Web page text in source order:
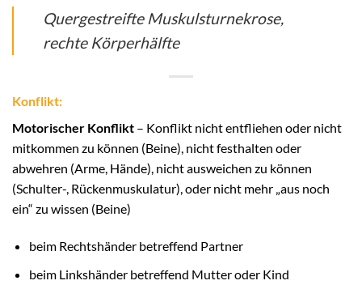
Quergestreifte Muskulsturnekrose,
rechte Körperhälfte
Konflikt:
Motorischer Konflikt – Konflikt nicht entfliehen oder nicht
mitkommen zu können (Beine), nicht festhalten oder
abwehren (Arme, Hände), nicht ausweichen zu können
(Schulter-, Rückenmuskulatur), oder nicht mehr „aus noch
ein“ zu wissen (Beine)
beim Rechtshänder betreffend Partner
beim Linkshänder betreffend Mutter oder Kind